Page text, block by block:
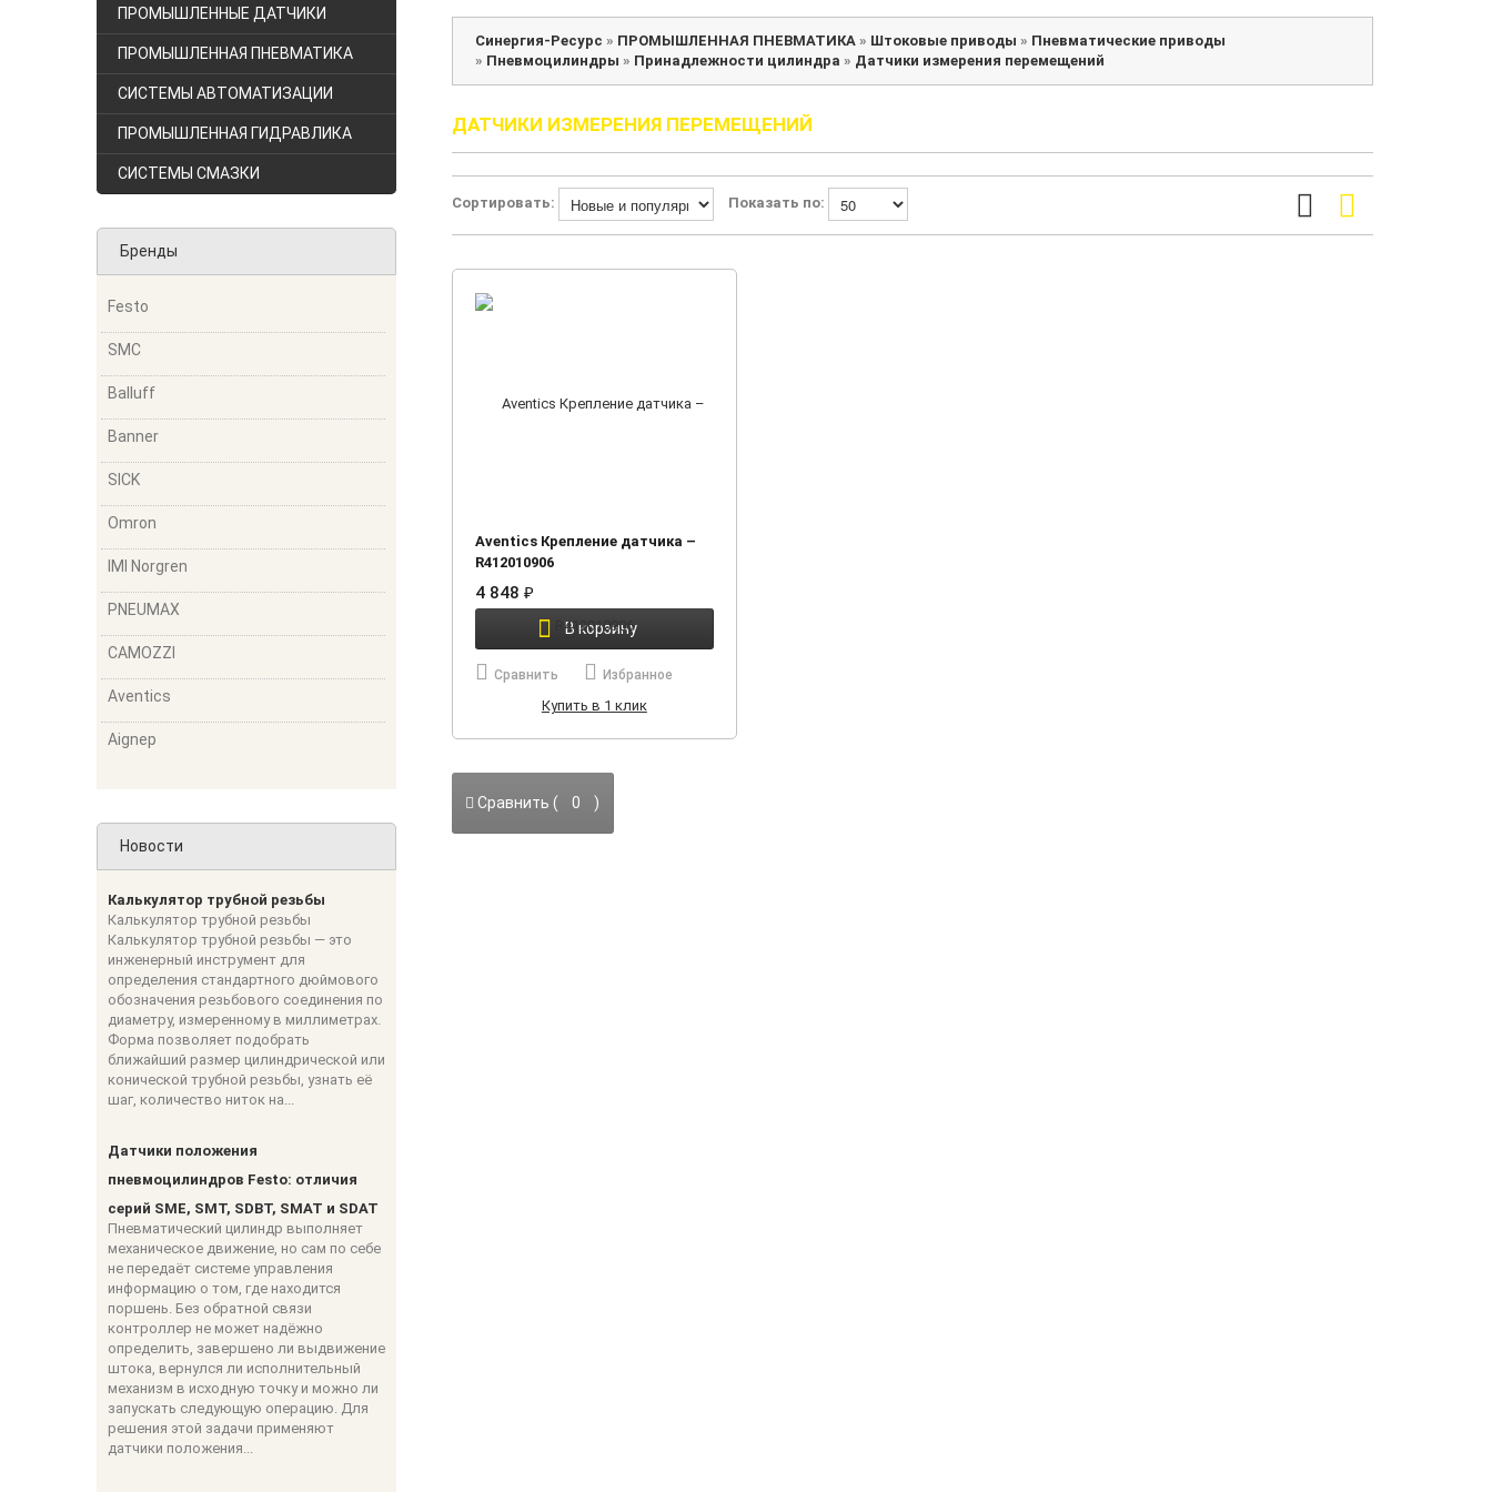
ПРОМЫШЛЕННЫЕ ДАТЧИКИ
ПРОМЫШЛЕННАЯ ПНЕВМАТИКА
СИСТЕМЫ АВТОМАТИЗАЦИИ
ПРОМЫШЛЕННАЯ ГИДРАВЛИКА
СИСТЕМЫ СМАЗКИ
Бренды
Festo
SMC
Balluff
Banner
SICK
Omron
IMI Norgren
PNEUMAX
CAMOZZI
Aventics
Aignep
Новости
Калькулятор трубной резьбы
Калькулятор трубной резьбы
Калькулятор трубной резьбы — это
инженерный инструмент для
определения стандартного дюймового
обозначения резьбового соединения по
диаметру, измеренному в миллиметрах.
Форма позволяет подобрать
ближайший размер цилиндрической или
конической трубной резьбы, узнать её
шаг, количество ниток на...
Датчики положения
пневмоцилиндров Festo: отличия
серий SME, SMT, SDBT, SMAT и SDAT
Пневматический цилиндр выполняет
механическое движение, но сам по себе
не передаёт системе управления
информацию о том, где находится
поршень. Без обратной связи
контроллер не может надёжно
определить, завершено ли выдвижение
штока, вернулся ли исполнительный
механизм в исходную точку и можно ли
запускать следующую операцию. Для
решения этой задачи применяют
датчики положения...
Синергия-Ресурс » ПРОМЫШЛЕННАЯ ПНЕВМАТИКА » Штоковые приводы » Пневматические приводы
» Пневмоцилиндры » Принадлежности цилиндра » Датчики измерения перемещений
ДАТЧИКИ ИЗМЕРЕНИЯ ПЕРЕМЕЩЕНИЙ
Сортировать: Показать по:
Aventics Крепление датчика –
R412010906
4 848 ₽
В корзину
Сравнить Избранное
Купить в 1 клик
Сравнить ( 0 )